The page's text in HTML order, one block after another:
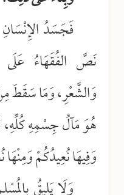
فَجَسَدُ
نَصَّ الفُقَهَاءُ
وَالشَّعْرِ، وَمَا سَقَطَ
هُوَ مَآلُ جِسْمِهِ كُلِّهِ،
وَفِيهَا نُعِيدُكُمْ